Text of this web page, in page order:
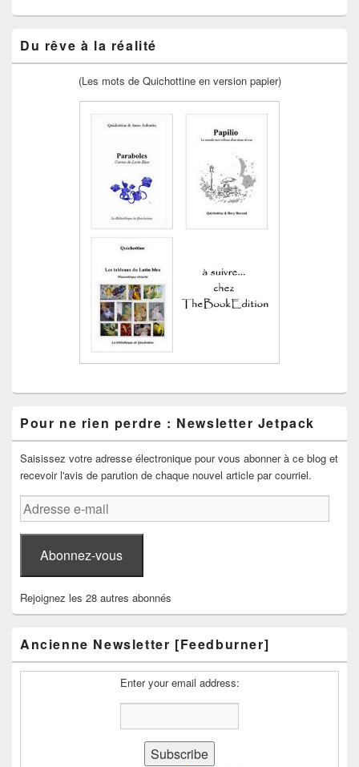
Du rêve à la réalité
(Les mots de Quichottine en version papier)
Pour ne rien perdre : Newsletter Jetpack
Saisissez votre adresse électronique pour vous abonner à ce blog et
recevoir l'avis de parution de chaque nouvel article par courriel.
Adresse
e-
mail
Abonnez-vous
Rejoignez les 28 autres abonnés
Ancienne Newsletter [Feedburner]
Enter your email address: